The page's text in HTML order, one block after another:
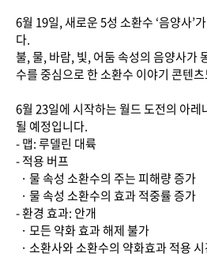
6월 19일, 새로운 5성 소환수 ‘음양사’
다.
불, 물, 바람, 빛, 어둠 속성의 음양사가
수를 중심으로 한 소환수 이야기 콘텐
6월 23일에 시작하는 월드 도전의 아레
될 예정입니다.
- 맵: 루델린 대륙
- 적용 버프
· 물 속성 소환수의 주는 피해량 증가
· 물 속성 소환수의 효과 적중률 증가
- 환경 효과: 안개
· 모든 약화 효과 해제 불가
· 소환사와 소환수의 약화효과 적용